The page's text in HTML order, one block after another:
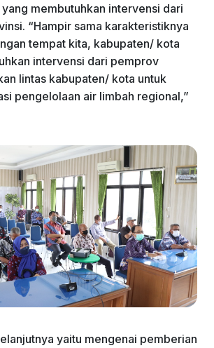
membutuhkan intervensi dari
“Hampir sama karakteristiknya
tempat kita, kabupaten/ kota
intervensi dari pemprov
lintas kabupaten/ kota untuk
pengelolaan air limbah regional,”
yaitu mengenai pemberian